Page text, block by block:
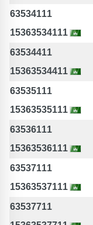
63534111
15363534111
63534411
15363534411
63535111
15363535111
63536111
15363536111
63537111
15363537111
63537711